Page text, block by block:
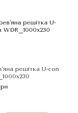
решітка U-con